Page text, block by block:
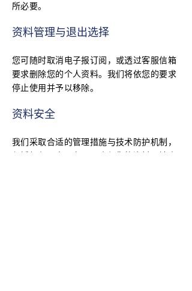
所必要。
资料管理与退出选择
您可随时取消电子报订阅，或透过客服信箱
要求删除您的个人资料。我们将依您的要求
停止使用并予以移除。
资料安全
我们采取合适的管理措施与技术防护机制，
仅授权必要人员存取，确保您的资料不被未